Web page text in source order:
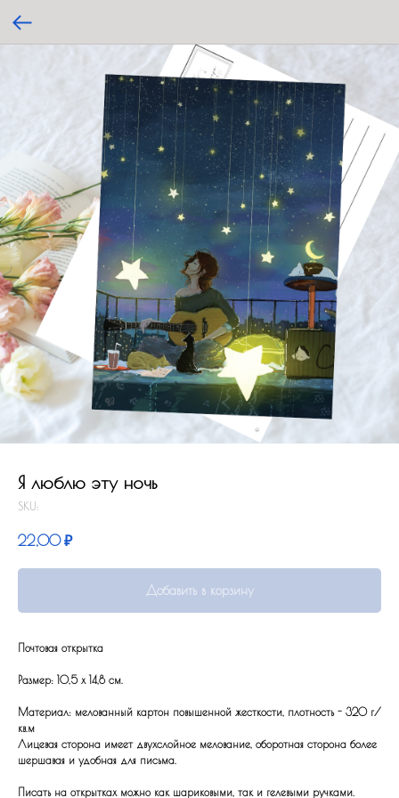
Я люблю эту ночь
SKU:
22,00 ₽
Добавить в корзину
Почтовая открытка
Размер: 10,5 x 14,8 см.
Материал: мелованный картон повышенной жесткости, плотность - 320 г/
кв.м
Лицевая сторона имеет двухслойное мелование, оборотная сторона более
шершавая и удобная для письма.
Писать на открытках можно как шариковыми, так и гелевыми ручками.